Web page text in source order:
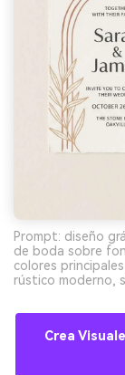
Prompt: diseño
de boda sobre
colores
rústico moderno,
Crea